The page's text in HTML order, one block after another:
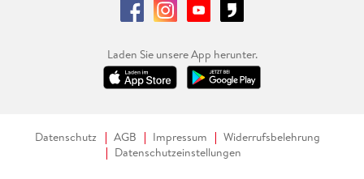
Laden Sie unsere App herunter.
Datenschutz AGB Impressum
Widerrufsbelehrung
Datenschutzeinstellungen